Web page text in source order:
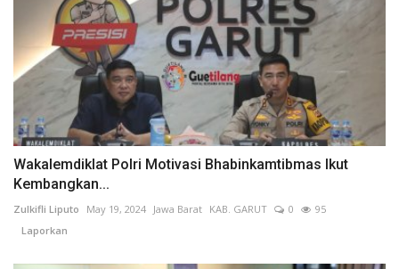
Wakalemdiklat Polri Motivasi Bhabinkamtibmas Ikut
Kembangkan...
Zulkifli Liputo May 19, 2024 Jawa Barat KAB. GARUT 0
95
Laporkan